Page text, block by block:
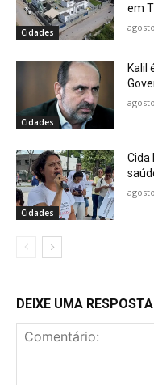
Cidades
em
Cidades
Kalil
Cidades
Cida
DEIXE UMA RESPOSTA